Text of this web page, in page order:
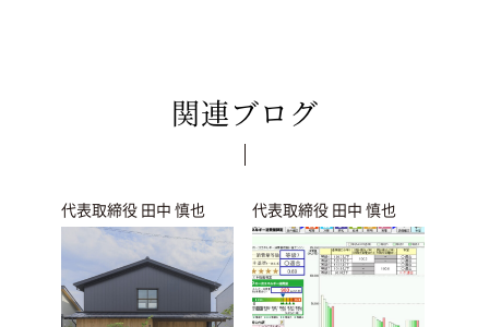
関連ブログ
代表取締役 田中 慎也 代表取締役 田中 慎也